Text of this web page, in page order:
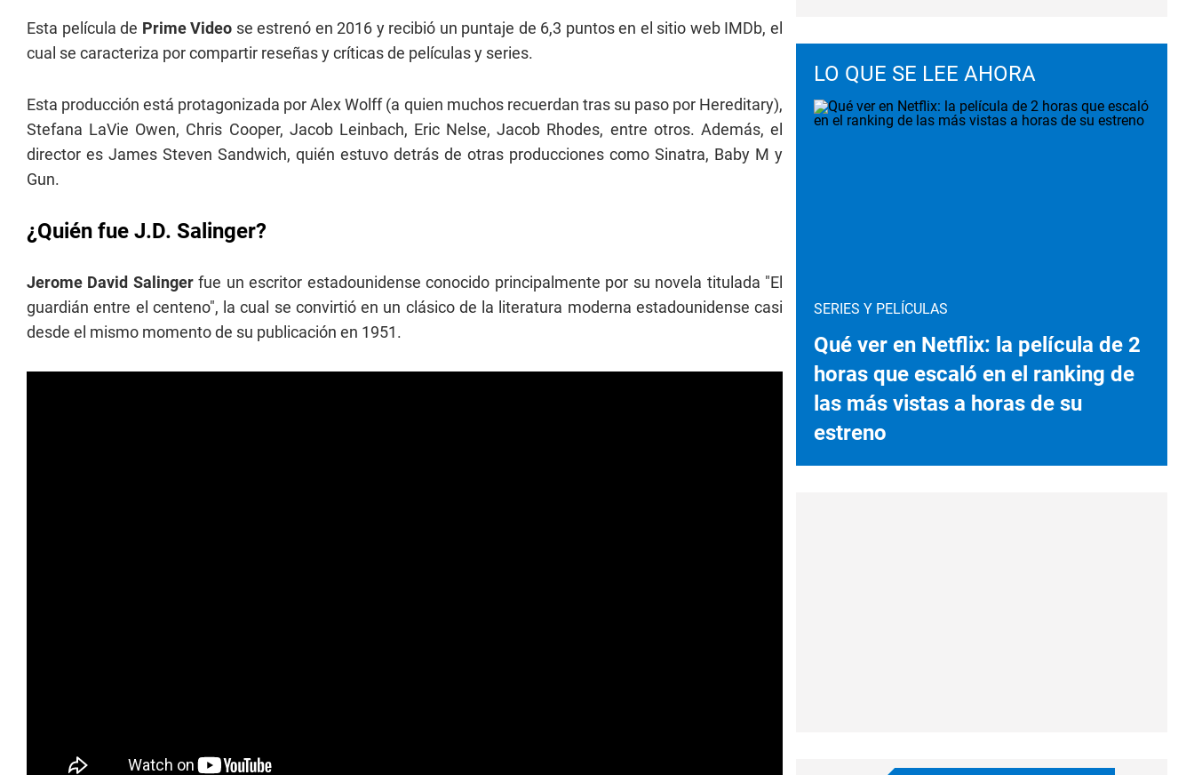
Esta película de Prime Video se estrenó en 2016 y recibió un puntaje de 6,3 puntos en el sitio web IMDb, el
cual se caracteriza por compartir reseñas y críticas de películas y series.
Esta producción está protagonizada por Alex Wolff (a quien muchos recuerdan tras su paso por Hereditary),
Stefana LaVie Owen, Chris Cooper, Jacob Leinbach, Eric Nelse, Jacob Rhodes, entre otros. Además, el
director es James Steven Sandwich, quién estuvo detrás de otras producciones como Sinatra, Baby M y
Gun.
¿Quién fue J.D. Salinger?
Jerome David Salingerfue un escritor estadounidense conocido principalmente por su novela titulada "El
guardián entre el centeno", la cual se convirtió en un clásico de la literatura moderna estadounidense casi
desde el mismo momento de su publicación en 1951.
LO QUE SE LEE AHORA
SERIES Y PELÍCULAS
Qué ver en Netflix: la película de 2
horas que escaló en el ranking de
las más vistas a horas de su
estreno